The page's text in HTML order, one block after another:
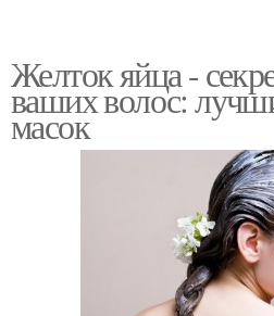
Желток яйца -
ваших волос:
масок